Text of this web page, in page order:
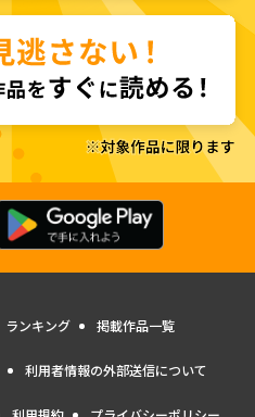
ランキング 掲載作品一覧
利用者情報の外部送信について